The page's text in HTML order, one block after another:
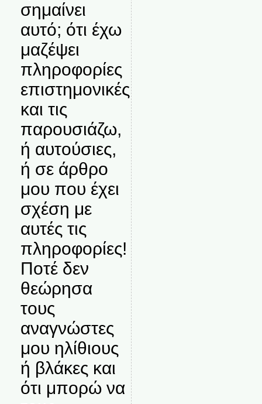
σημαίνει
αυτό; ότι έχω
μαζέψει
πληροφορίες
επιστημονικές
και τις
παρουσιάζω,
ή αυτούσιες,
ή σε άρθρο
μου που έχει
σχέση με
αυτές τις
πληροφορίες!
Ποτέ δεν
θεώρησα
τους
αναγνώστες
μου ηλίθιους
ή βλάκες και
ότι μπορώ να